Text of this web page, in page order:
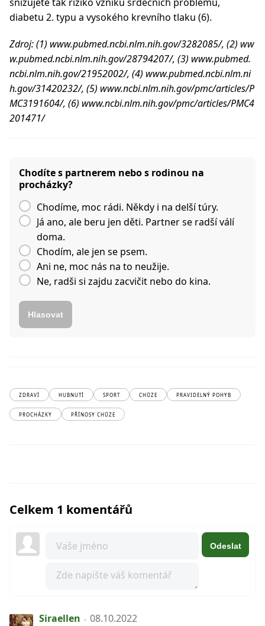
diabetu 2. typu a vysokého krevního tlaku (6).
Zdroj: (1) www.pubmed.ncbi.nlm.nih.gov/3282085/, (2) ww
w.pubmed.ncbi.nlm.nih.gov/28794207/, (3) www.pubmed.
ncbi.nlm.nih.gov/21952002/, (4) www.pubmed.ncbi.nlm.ni
h.gov/31420232/, (5) www.ncbi.nlm.nih.gov/pmc/articles/P
MC3191604/, (6) www.ncbi.nlm.nih.gov/pmc/articles/PMC4
201471/
Chodíte s partnerem nebo s rodinou na
procházky?
Chodíme, moc rádi. Někdy i na delší túry.
Já ano, ale beru jen děti. Partner se radší válí
doma.
Chodím, ale jen se psem.
Ani ne, moc nás na to neužije.
Ne, radši si zajdu zacvičit nebo do kina.
Hlasovat
ZDRAVÍ HUBNUTÍ SPORT CHŮZE PRAVIDELNÝ POHYB
PROCHÁZKY PŘÍNOSY CHŮZE
Celkem 1 komentářů
Odeslat
Siraellen
08.10.2022